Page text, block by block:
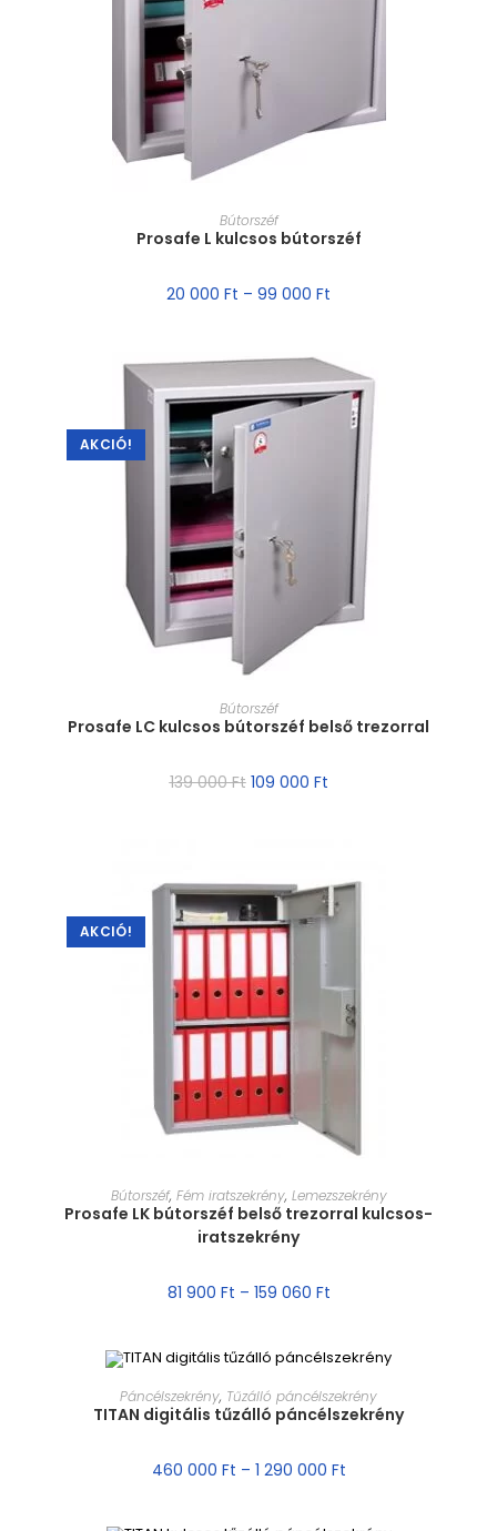
MÉRET VÁLASZTÁSA
Bútorszéf
Prosafe L kulcsos bútorszéf
20 000 Ft – 99 000 Ft
AKCIÓ!
MÉRET VÁLASZTÁSA
Bútorszéf
Prosafe LC kulcsos bútorszéf belső trezorral
139 000Ft 109 000 Ft
AKCIÓ!
MÉRET VÁLASZTÁSA
Bútorszéf, Fém iratszekrény, Lemezszekrény
Prosafe LK bútorszéf belső trezorral kulcsos-
iratszekrény
81 900 Ft – 159 060 Ft
MÉRET VÁLASZTÁSA
Páncélszekrény, Tűzálló páncélszekrény
TITAN digitális tűzálló páncélszekrény
460 000 Ft – 1 290 000 Ft